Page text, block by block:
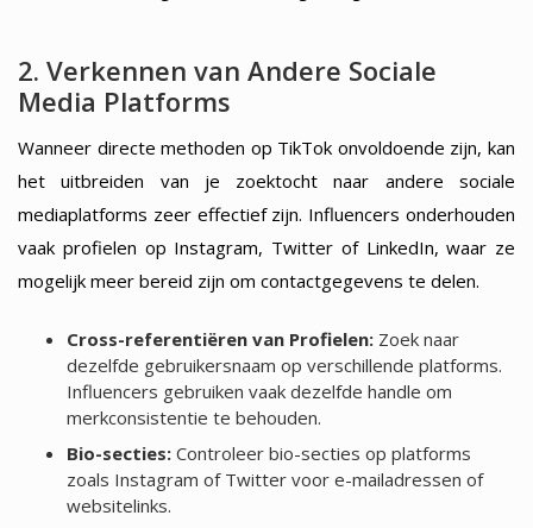
2. Verkennen van Andere Sociale
Media Platforms
Wanneer directe methoden op TikTok onvoldoende zijn, kan
het uitbreiden van je zoektocht naar andere sociale
mediaplatforms zeer effectief zijn. Influencers onderhouden
vaak profielen op Instagram, Twitter of LinkedIn, waar ze
mogelijk meer bereid zijn om contactgegevens te delen.
Cross-referentiëren van Profielen:Zoek naar
dezelfde gebruikersnaam op verschillende platforms.
Influencers gebruiken vaak dezelfde handle om
merkconsistentie te behouden.
Bio-secties:Controleer bio-secties op platforms
zoals Instagram of Twitter voor e-mailadressen of
websitelinks.